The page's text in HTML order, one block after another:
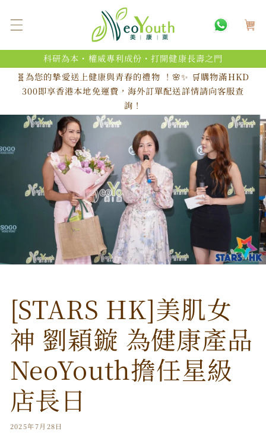
容
物
科研為本・權威專利成份・打開健康長壽之門
🧬為您的摯愛送上健康與青春的禮物 ！🌸✨ 🛒購物滿HKD
300即享香港本地免運費，海外訂單配送詳情請向客服查
詢！
[STARS HK]美肌女
神 劉穎鏇 為健康產品
NeoYouth擔任星級
店長日
2025年7月28日